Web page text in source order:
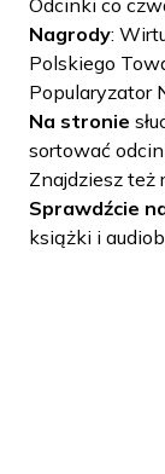
Historia
Społeczność
Projekty
LAMU
Beyond Curie
Blog
Kontakt
Odcinki co
Nagrody:
Polskiego
Popularyzator
Na stronie
sortować
Znajdziesz też
Sprawdźcie
książki i